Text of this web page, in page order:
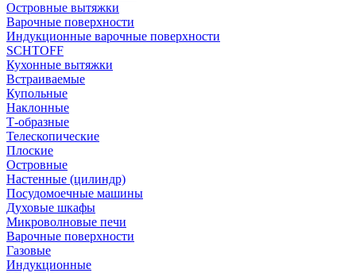
Островные вытяжки
Варочные поверхности
Индукционные варочные поверхности
SCHTOFF
Кухонные вытяжки
Встраиваемые
Купольные
Наклонные
Т-образные
Телескопические
Плоские
Островные
Настенные (цилиндр)
Посудомоечные машины
Духовые шкафы
Микроволновые печи
Варочные поверхности
Газовые
Индукционные